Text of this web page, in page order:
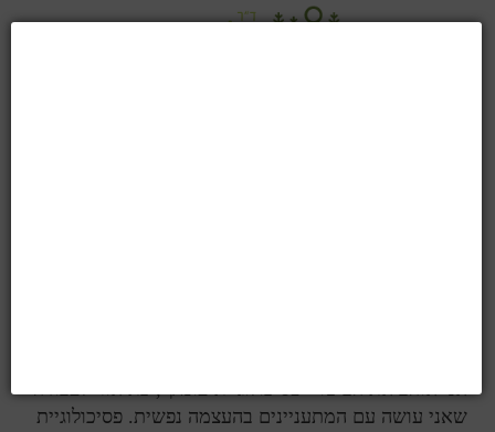
אני אוהב את הביטוי "פסיכולוגיית עומק", כתיאור לעבודה
שאני עושה עם המתעניינים בהעצמה נפשית. פסיכולוגיית